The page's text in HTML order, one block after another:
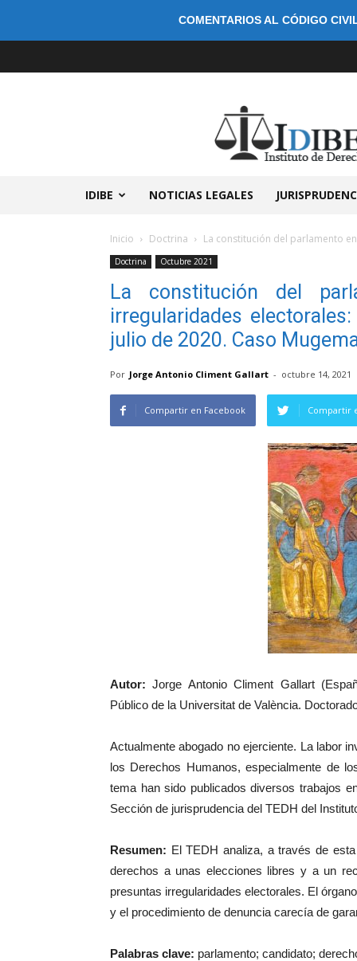
COMENTARIOS AL CÓDIGO
IDIBE NOTICIAS LEGALES
Inicio Doctrina La constitución del parlamento
Doctrina Octubre 2021
La constitución del
irregularidades
julio de 2020. Caso
Por Jorge Antonio Climent Gallart - octubre 14, 2021
Compartir en Facebook Compartir
Autor: Jorge Antonio Climent Gallart
Público de la Universitat de València.
Actualmente abogado no ejerciente. La labor
los Derechos Humanos, especialmente de
tema han sido publicados diversos trabajos
Sección de jurisprudencia del TEDH del
Resumen: El TEDH analiza, a través de
derechos a unas elecciones libres y a un
presuntas irregularidades electorales. El
y el procedimiento de denuncia carecía de
Palabras clave: parlamento; candidato;